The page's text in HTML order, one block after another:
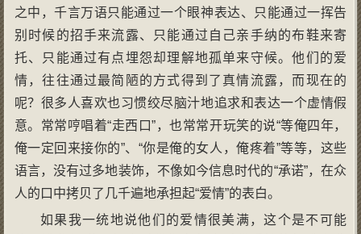
之中，千言万语只能通过一个眼神表达、只能通过一挥告
别时候的招手来流露、只能通过自己亲手纳的布鞋来寄
托、只能通过有点埋怨却理解地孤单来守候。他们的爱
情，往往通过最简陋的方式得到了真情流露，而现在的
呢？很多人喜欢也习惯绞尽脑汁地追求和表达一个虚情假
意。常常哼唱着“走西口”，也常常开玩笑的说“等俺四年，
俺一定回来接你的”、“你是俺的女人，俺疼着”等等，这些
语言，没有过多地装饰，不像如今信息时代的“承诺”，在众
人的口中拷贝了几千遍地承担起“爱情”的表白。
如果我一统地说他们的爱情很美满，这个是不可能